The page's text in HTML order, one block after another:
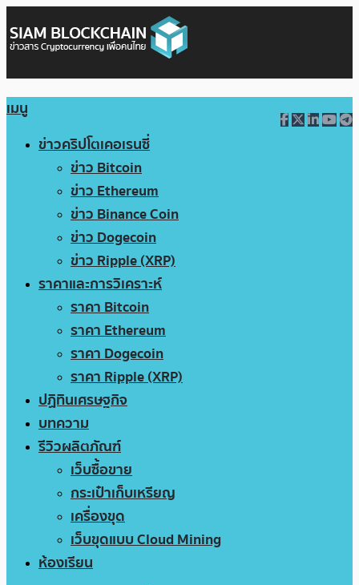
เมนู
ข่าวคริปโตเคอเรนซี่
ข่าว Bitcoin
ข่าว Ethereum
ข่าว Binance Coin
ข่าว Dogecoin
ข่าว Ripple (XRP)
ราคาและการวิเคราะห์
ราคา Bitcoin
ราคา Ethereum
ราคา Dogecoin
ราคา Ripple (XRP)
ปฏิทินเศรษฐกิจ
บทความ
รีวิวผลิตภัณฑ์
เว็บซื้อขาย
กระเป๋าเก็บเหรียญ
เครื่องขุด
เว็บขุดแบบ Cloud Mining
ห้องเรียน